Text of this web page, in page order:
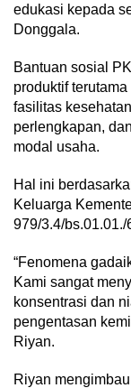
edukasi kepada
Donggala.
Bantuan sosial
produktif
fasilitas
perlengkapan,
modal usaha.
Hal ini
Keluarga
979/3.4/
“Fenomena
Kami sangat
konsentrasi dan
pengentasan
Riyan.
Riyan